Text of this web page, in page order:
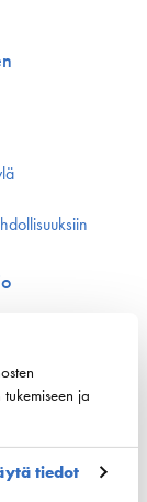
ja
tiedot
podcast